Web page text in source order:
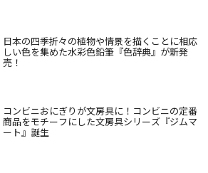
日本の四季折々の植物や情景を描くことに相応
しい色を集めた水彩色鉛筆『色辞典』が新発
売！
コンビニおにぎりが文房具に！コンビニの定番
商品をモチーフにした文房具シリーズ『ジムマ
ート』誕生